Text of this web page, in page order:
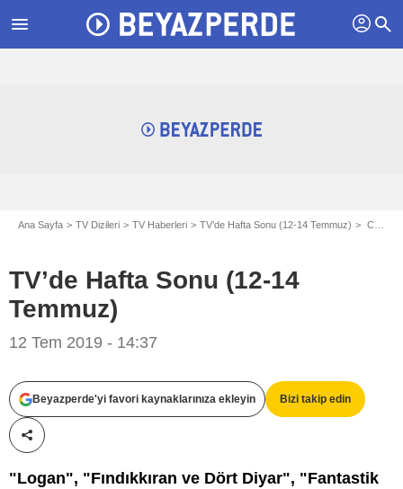
menu profil search
Ana Sayfa TV Dizileri TV Haberleri TV’de Hafta Sonu (12-14 Temmuz) Cumartesi Gününün Yabancı Dizileri
TV’de Hafta Sonu (12-14
Temmuz)
12 Tem 2019 - 14:37
Beyazperde'yi favori kaynaklarınıza ekleyin Bizi takip edin
Paylaş!
"Logan", "Fındıkkıran ve Dört Diyar", "Fantastik